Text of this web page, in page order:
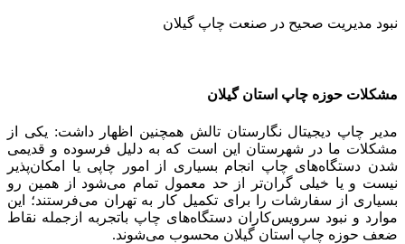
نبود مدیریت صحیح در صنعت چاپ گیلان
مشکلات حوزه چاپ استان گیلان
مدیر چاپ دیجیتال نگارستان تالش همچنین اظهار داشت: یکی از
مشکلات ما در شهرستان این است که به دلیل فرسوده‌ و قدیمی
شدن دستگاه‌های چاپ انجام بسیاری از امور چاپی یا امکان‌پذیر
نیست و یا خیلی گران‌تر از حد معمول تمام می‌شود از همین رو
بسیاری از سفارشات را برای تکمیل کار به تهران می‌فرستند؛ این
موارد و نبود سرویس‌کاران دستگاه‌های چاپ باتجربه ازجمله نقاط
ضعف حوزه چاپ استان گیلان محسوب می‌شوند.